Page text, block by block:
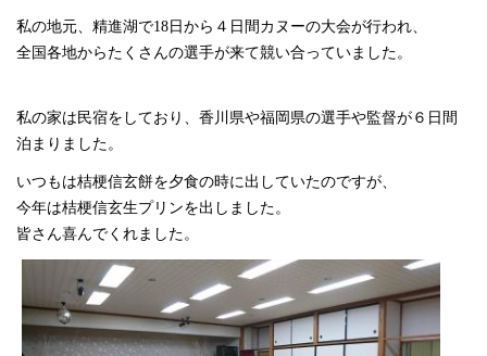
私の地元、精進湖で18 日から４日間カヌーの大会が行われ、
全国各地からたくさんの選手が来て競い合っていました。
私の家は民宿をしており、香川県や福岡県の選手や監督が６日間
泊まりました。
いつもは桔梗信玄餅を夕食の時に出していたのですが、
今年は桔梗信玄生プリンを出しました。
皆さん喜んでくれました。